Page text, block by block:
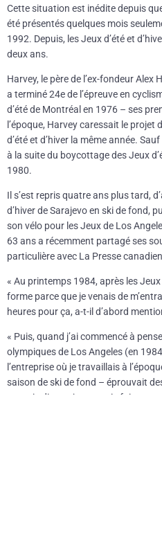
Cette situation est inédite depuis
été présentés quelques mois
1992. Depuis, les Jeux d’été et
deux ans.
Harvey, le père de l’ex-fondeur Alex
a terminé 24e de l’épreuve en
d’été de Montréal en 1976 – ses
l’époque, Harvey caressait le
d’été et d’hiver la même année.
à la suite du boycottage des Jeux
1980.
Il s’est repris quatre ans plus tard,
d’hiver de Sarajevo en ski de fond,
son vélo pour les Jeux de Los
63 ans a récemment partagé ses
particulière avec La Presse
« Au printemps 1984, après les
forme parce que je venais de
heures pour ça, a-t-il d’abord
« Puis, quand j’ai commencé à
olympiques de Los Angeles (en
l’entreprise où je travaillais à
saison de ski de fond – éprouvait
me suis dit que je pourrais faire un